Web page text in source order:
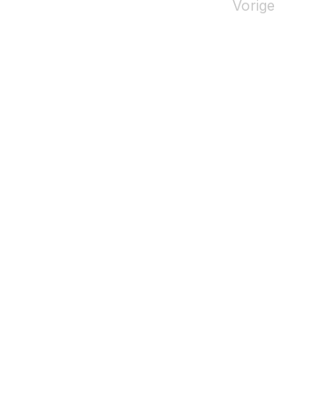
Vorige